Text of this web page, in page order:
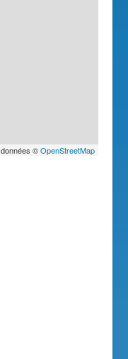
©OpenStreetMap